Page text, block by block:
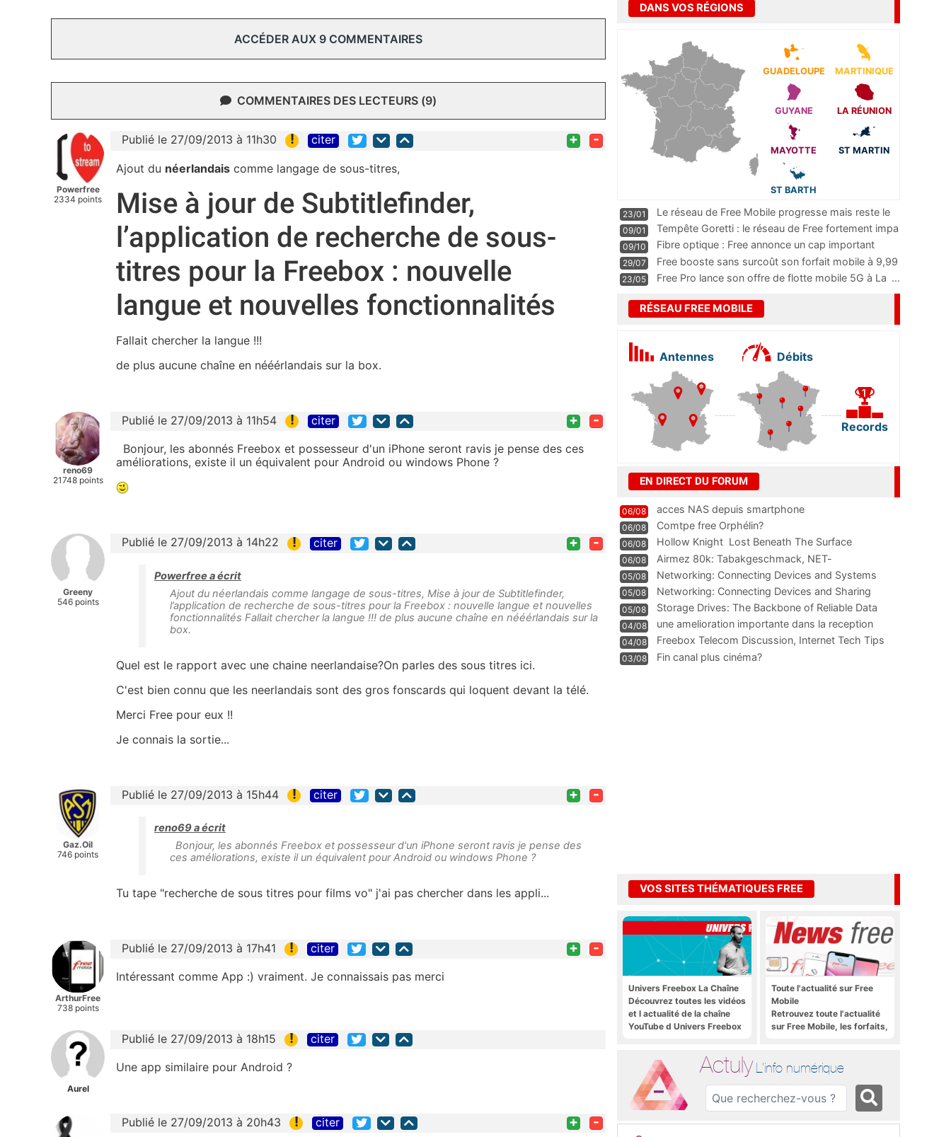
ACCÉDER AUX 9 COMMENTAIRES
COMMENTAIRES DES LECTEURS (9)
Powerfree
2334 points
Publié le 27/09/2013 à 11h30 ! citer + -
Ajout du néerlandais comme langage de sous-titres,
Mise à jour de Subtitlefinder,
l’application de recherche de sous-
titres pour la Freebox : nouvelle
langue et nouvelles fonctionnalités
Fallait chercher la langue !!!
de plus aucune chaîne en nééérlandais sur la box.
reno69
21748 points
Publié le 27/09/2013 à 11h54 ! citer + -
Bonjour, les abonnés Freebox et possesseur d'un iPhone seront ravis je pense des ces
améliorations, existe il un équivalent pour Android ou windows Phone ?
Greeny
546 points
Publié le 27/09/2013 à 14h22 ! citer + -
Powerfree a écrit
Ajout du néerlandais comme langage de sous-titres, Mise à jour de Subtitlefinder,
l’application de recherche de sous-titres pour la Freebox : nouvelle langue et nouvelles
fonctionnalités Fallait chercher la langue !!! de plus aucune chaîne en nééérlandais sur la
box.
Quel est le rapport avec une chaine neerlandaise?On parles des sous titres ici.
C'est bien connu que les neerlandais sont des gros fonscards qui loquent devant la télé.
Merci Free pour eux !!
Je connais la sortie...
Gaz.Oil
746 points
Publié le 27/09/2013 à 15h44 ! citer + -
reno69 a écrit
Bonjour, les abonnés Freebox et possesseur d'un iPhone seront ravis je pense des
ces améliorations, existe il un équivalent pour Android ou windows Phone ?
Tu tape "recherche de sous titres pour films vo" j'ai pas chercher dans les appli...
ArthurFree
738 points
Publié le 27/09/2013 à 17h41 ! citer + -
Intéressant comme App :) vraiment. Je connaissais pas merci
Aurel
Publié le 27/09/2013 à 18h15 ! citer
Une app similaire pour Android ?
Publié le 27/09/2013 à 20h43 ! citer + -
DANS VOS RÉGIONS
GUADELOUPE MARTINIQUE
GUYANE LA RÉUNION
MAYOTTE ST MARTIN
ST BARTH
23/01
Le réseau de Free Mobile progresse mais reste le
m
...
09/01
Tempête Goretti : le réseau de Free fortement impa
09/10
Fibre optique : Free annonce un cap important
pass
...
29/07
Free booste sans surcoût son forfait mobile à 9,99
23/05 Free Pro lance son offre de flotte mobile 5G à La ...
RÉSEAU FREE MOBILE
Antennes Débits
Records
EN DIRECT DU FORUM
06/08 acces NAS depuis smartphone
06/08 Comtpe free Orphélin?
06/08 Hollow Knight  Lost Beneath The Surface
06/08
Airmez 80k: Tabakgeschmack, NET-
Technologie und Leistung im
05/08 Networking: Connecting Devices and Systems
05/08
Networking: Connecting Devices and Sharing
Information
05/08
Storage Drives: The Backbone of Reliable Data
Management
04/08
une amelioration importante dans la reception
WIFI
04/08
Freebox Telecom Discussion, Internet Tech Tips
Communi
03/08 Fin canal plus cinéma?
VOS SITES THÉMATIQUES FREE
Univers Freebox La Chaîne
Découvrez toutes les vidéos
et l actualité de la chaîne
YouTube d Univers Freebox
Toute l'actualité sur Free
Mobile
Retrouvez toute l'actualité
sur Free Mobile, les forfaits,
bien plus encore
Actuly L'info numérique